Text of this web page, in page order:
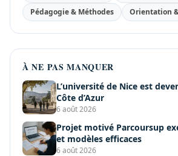
Pédagogie & Méthodes
Orientation
À NE PAS MANQUER
L’université de Nice est
Côte d’Azur
6 août 2026
Projet motivé Parcoursup
et modèles efficaces
6 août 2026